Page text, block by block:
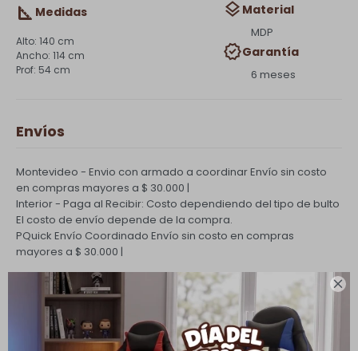

Medidas
140 cm
114 cm
54 cm
Material
MDP
Garantía
6 meses
Envíos
Montevideo - Envio con armado a coordinarEnvío sin costo
en compras mayores a $ 30.000 |
Interior - Paga al Recibir: Costo dependiendo del tipo de bulto
El costo de envío depende de la compra.
PQuick Envío Coordinado Envío sin costo en compras
mayores a $ 30.000 |
Cambios y Devoluciones
Todas las compras realizadas tienen un plazo de 5 días para
su cambio.